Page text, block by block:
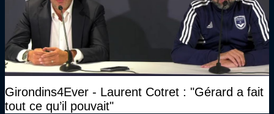
Girondins4Ever - Laurent Cotret : "Gérard a fait
tout ce qu’il pouvait"